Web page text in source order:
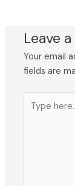
Leave
Your email
fields are
here..